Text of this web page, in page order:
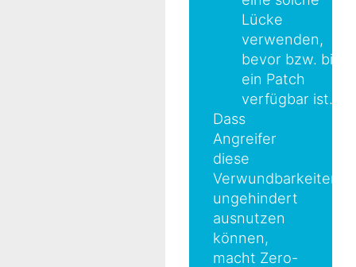
Lücke
verwenden,
bevor bzw. bis
ein Patch
verfügbar ist.
Dass
Angreifer
diese
Verwundbarkeiten
ungehindert
ausnutzen
können,
macht Zero-